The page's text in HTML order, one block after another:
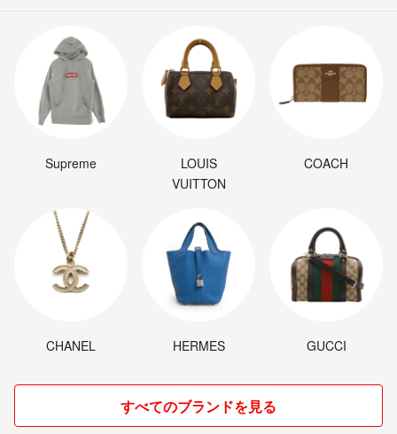
Supreme
LOUIS
VUITTON
COACH
CHANEL HERMES GUCCI
すべてのブランドを見る